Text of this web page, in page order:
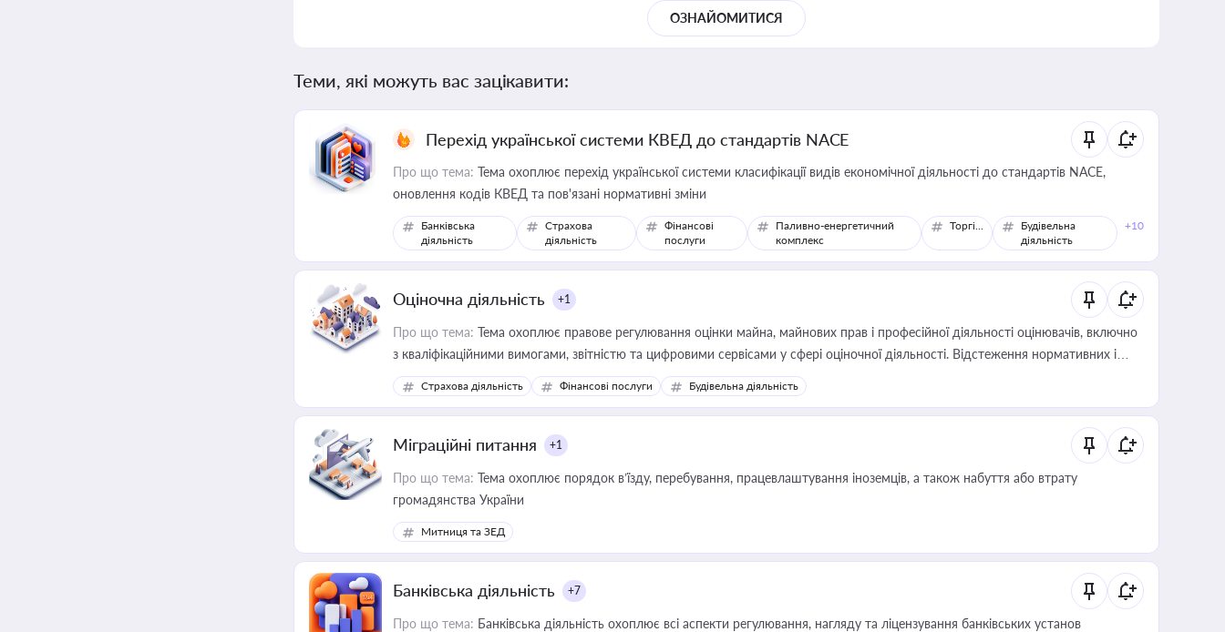
ОЗНАЙОМИТИСЯ
Теми, які можуть вас зацікавити:
Перехід української системи КВЕД до стандартів NACE
Про що тема: Тема охоплює перехід української системи класифікації видів економічної діяльності до стандартів NACE,
оновлення кодів КВЕД та пов'язані нормативні зміни
Банківська
діяльність
Страхова
діяльність
Фінансові
послуги
Паливно-енергетичний
комплекс
Торгівля
Будівельна
діяльність
+10
Оціночна діяльність +1
Про що тема: Тема охоплює правове регулювання оцінки майна, майнових прав і професійної діяльності оцінювачів, включно
з кваліфікаційними вимогами, звітністю та цифровими сервісами у сфері оціночної діяльності. Відстеження нормативних і
медійних змін у цій сфері корисне для власника бізнесу, керівника, юриста або бухгалтера під час оподаткування,
приватизації, оренди державного майна, корпоративних угод і перевірки статусу суб'єктів оціночної діяльності
Страхова діяльність Фінансові послуги Будівельна діяльність
Міграційні питання +1
Про що тема: Тема охоплює порядок в’їзду, перебування, працевлаштування іноземців, а також набуття або втрату
громадянства України
Митниця та ЗЕД
Банківська діяльність +7
Про що тема: Банківська діяльність охоплює всі аспекти регулювання, нагляду та ліцензування банківських установ